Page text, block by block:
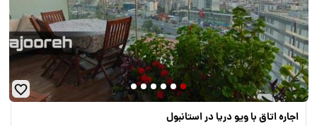
اجاره اتاق با ویو دریا در استانبول